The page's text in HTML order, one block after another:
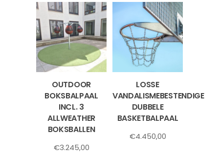
OUTDOOR
BOKSBALPAAL
INCL. 3
ALLWEATHER
BOKSBALLEN
€3.245,00
LOSSE
VANDALISMEBESTENDIGE
DUBBELE
BASKETBALPAAL
€4.450,00